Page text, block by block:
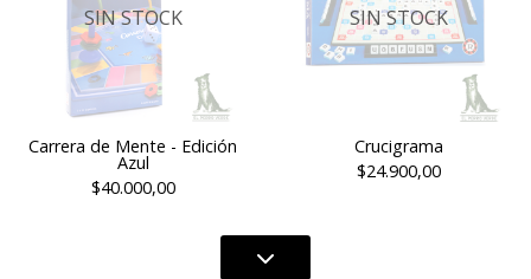
SIN STOCK
Carrera de Mente - Edición
Azul
$40.000,00
SIN STOCK
Crucigrama
$24.900,00